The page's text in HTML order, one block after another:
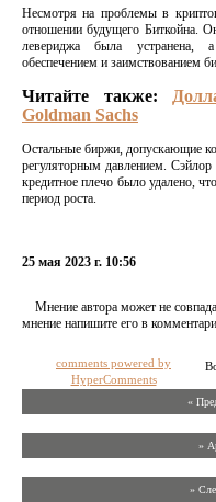
Несмотря на проблемы в
отношении будущего Биткойна.
левериджа была устранена,
обеспечением и заимствованием
Читайте также:
Goldman Sachs
Остальные биржи, допускающие
регуляторным давлением. Сэйлор
кредитное плечо было удалено,
период роста.
25 мая 2023 г. 10:56
Мнение автора может не
мнение напишите его в
comments powered by
HyperComments
«
»
»